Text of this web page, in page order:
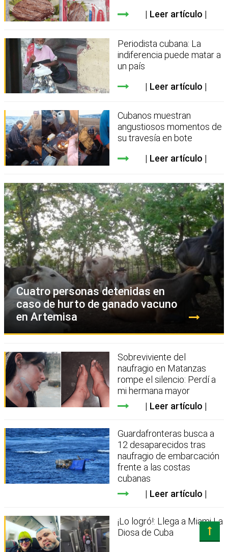
Leer artículo
Periodista cubana: La
indiferencia puede matar a
un país
Leer artículo
Cubanos muestran
angustiosos momentos de
su travesía en bote
Leer artículo
Cuatro personas detenidas en
caso de hurto de ganado vacuno
en Artemisa
Sobreviviente del
naufragio en Matanzas
rompe el silencio: Perdí a
mi hermana mayor
Leer artículo
Guardafronteras busca a
12 desaparecidos tras
naufragio de embarcación
frente a las costas
cubanas
Leer artículo
¡Lo logró!: Llega a Miami La
Diosa de Cuba